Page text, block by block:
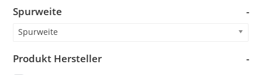
Piko DDR Produktion vor 1973
Spielzeug DDR
Spurweite -
Spurweite
Produkt Hersteller -